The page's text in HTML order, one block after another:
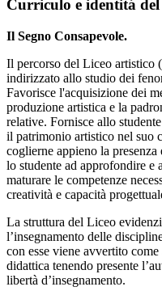
Curriculo e identitá
Il Segno Consapevole.
Il percorso del Liceo artistico
indirizzato allo studio dei
Favorisce l'acquisizione dei
produzione artistica e la
relative. Fornisce allo
il patrimonio artistico nel suo
coglierne appieno la
lo studente ad approfondire e
maturare le competenze
creatività e capacità
La struttura del Liceo
l’insegnamento delle
con esse viene avvertito come
didattica tenendo presente
libertà d’insegnamento.